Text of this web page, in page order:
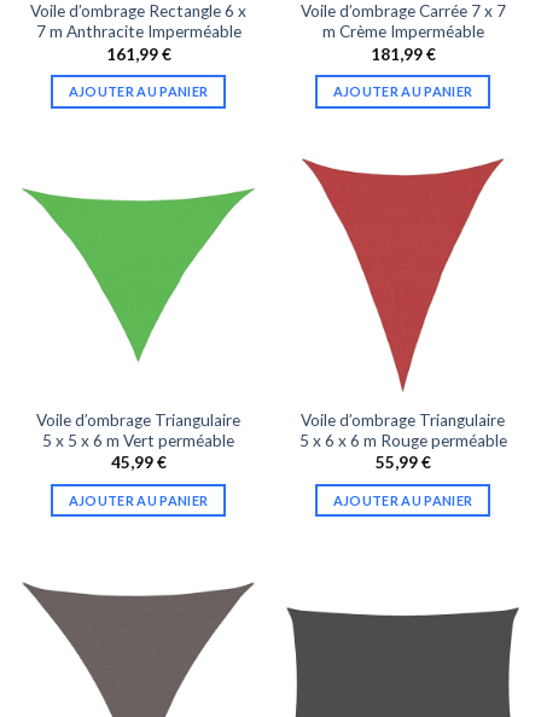
Voile d’ombrage Rectangle 6 x
7 m Anthracite Imperméable
161,99€
AJOUTER AU PANIER
Voile d’ombrage Carrée 7 x 7
m Crème Imperméable
181,99€
AJOUTER AU PANIER
Voile d’ombrage Triangulaire
5 x 5 x 6 m Vert perméable
45,99€
AJOUTER AU PANIER
Voile d’ombrage Triangulaire
5 x 6 x 6 m Rouge perméable
55,99€
AJOUTER AU PANIER